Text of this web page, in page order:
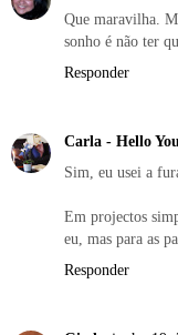
Que maravilha.
sonho é não ter
Responder
Carla - Hello You
Sim, eu usei a
Em projectos
eu, mas para as
Responder